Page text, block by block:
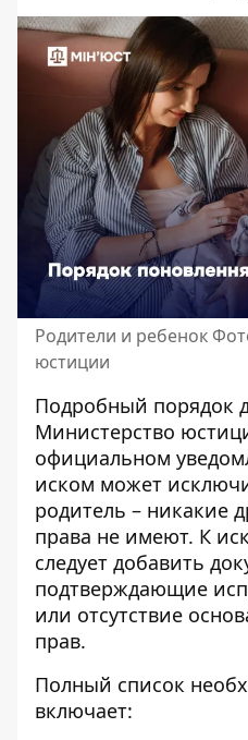
Родители и ребенок
юстиции
Подробный порядок
Министерство
официальном
иском может
родитель – никакие
права не имеют. К
следует добавить
подтверждающие
или отсутствие
прав.
Полный список
включает: